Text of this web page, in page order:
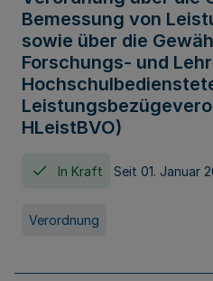
Bemessung von
sowie über die
Forschungs- und
HLeistBVO)
In Kraft Seit 01. Januar
Verordnung